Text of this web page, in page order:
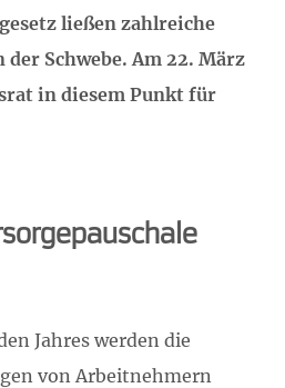
ließen zahlreiche
Schwebe. Am 22. März
in diesem Punkt für
Jahres werden die
von Arbeitnehmern